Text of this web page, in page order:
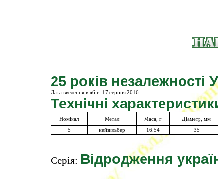
25 років незалежності
Дата введення в обіг: 17 серпня 2016
Технічні
Номінал Метал Маса, г
Діаметр, мм
5
нейзильбер 16.54 35
Серія: Відродження